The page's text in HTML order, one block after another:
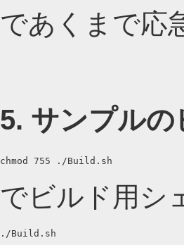
であくまで応
5. サンプルの
chmod 755 ./Build.sh
でビルド用シ
./Build.sh